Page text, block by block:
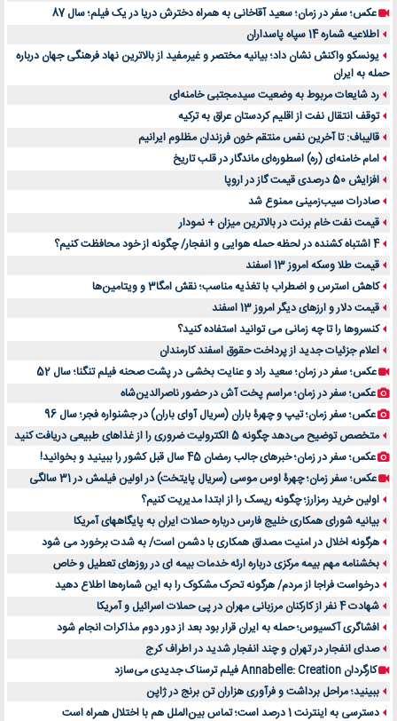
عکس؛ سفر در زمان؛ سعید آقاخانی به همراه دخترش دریا در یک فیلم؛ سال 87
اطلاعیه شماره 14 سپاه پاسداران
یونسکو واکنش نشان داد؛ بیانیه مختصر و غیرمفید از بالاترین نهاد فرهنگی جهان درباره
حمله به ایران
رد شایعات مربوط به وضعیت سیدمجتبی خامنه‌ای
توقف انتقال نفت از اقلیم کردستان عراق به ترکیه
قالیباف: تا آخرین نفس منتقم خون فرزندان مظلوم ایرانیم
امام خامنه‌ای (ره) اسطوره‌ای ماندگار در قلب تاریخ
افزایش 50 درصدی قیمت گاز در اروپا
صادرات سیب‌زمینی ممنوع شد
قیمت نفت خام برنت در بالاترین میزان + نمودار
4 اشتباه کشنده در لحظه حمله هوایی و انفجار/ چگونه از خود محافظت کنیم؟
قیمت طلا وسکه امروز 13 اسفند
کاهش استرس و اضطراب با تغذیه مناسب؛ نقش امگا3 و ویتامین‌ها
قیمت دلار و ارزهای دیگر امروز 13 اسفند
کنسروها را تا چه زمانی می توانید استفاده کنید؟
اعلام جزئیات جدید از پرداخت حقوق اسفند کارمندان
عکس؛ سفر در زمان؛ سعید راد و عنایت بخشی در پشت صحنه فیلم تنگنا؛ سال 52
عکس؛ سفر در زمان؛ مراسم پخت آش در حضور ناصرالدین‌شاه
عکس؛ سفر زمان؛ تیپ و چهرۀ باران (سریال آوای باران) در جشنواره فجر؛ سال 96
متخصص توضیح می‌دهد چگونه 5 الکترولیت ضروری را از غذاهای طبیعی دریافت کنید
عکس؛ سفر در زمان؛ خبرهای جالب رمضان 45 سال قبل کشور را ببینید و بخوانید!
عکس؛ سفر زمان؛ چهرۀ اوس موسی (سریال پایتخت) در اولین فیلمش در 31 سالگی
اولین خرید رمزارز؛ چگونه ریسک را از ابتدا مدیریت کنیم؟
بیانیه شورای همکاری خلیج فارس درباره حملات ایران به پایگاههای آمریکا
هرگونه اخلال در امنیت مصداق همکاری با دشمن است/ به شدت برخورد می شود
بخشنامه مهم بیمه مرکزی درباره ارئه خدمات بیمه ای در روزهای تعطیل و خاص
درخواست فراجا از مردم/ هرگونه تحرک مشکوک را به این شماره‌ها اطلاع دهید
شهادت 4 نفر از کارکنان مرزبانی مهران در پی حملات اسرائیل و آمریکا
افشاگری آکسیوس؛ حمله به ایران قرار بود بعد از دور دوم مذاکرات انجام شود
صدای انفجار در تهران و چند انفجار شدید در اطراف کرج
کارگردان Annabelle: Creation فیلم ترسناک جدیدی می‌سازد
ببینید؛ مراحل برداشت و فرآوری هزاران تن برنج در ژاپن
دسترسی به اینترنت 1 درصد است؛ تماس بین‌الملل هم با اختلال همراه است